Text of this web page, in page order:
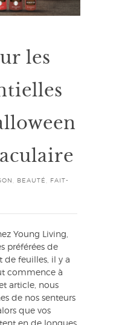
les
BEAUTÉ
FAIT-
Young Living,
préférées de
de feuilles, il y a
commence à
article, nous
de nos senteurs
que vos